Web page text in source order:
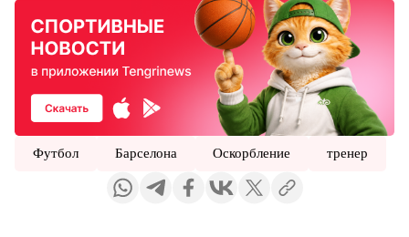
Футбол Барселона Оскорбление тренер